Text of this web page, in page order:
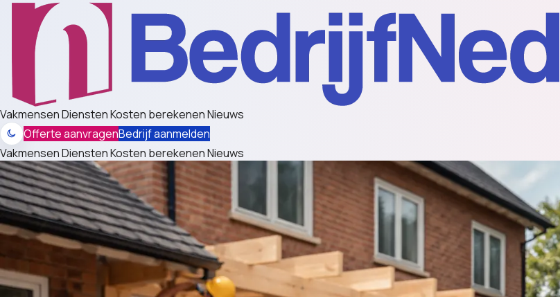
VakmensenDienstenKosten berekenenNieuws
Offerte aanvragenBedrijf aanmelden
VakmensenDienstenKosten berekenenNieuws